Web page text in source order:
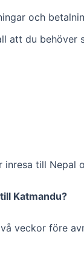
och
att du behöver
till Nepal
Katmandu?
veckor före